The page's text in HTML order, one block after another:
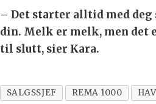
– Det starter alltid med deg
din. Melk er melk, men det
til slutt, sier Kara.
SALGSSJEF REMA 1000